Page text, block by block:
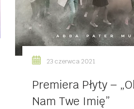
23 czerwca 2021
Premiera Płyty –
Nam Twe Imię”